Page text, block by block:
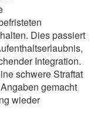
Dies passiert
Integration.
schwere Straftat
gemacht
wieder